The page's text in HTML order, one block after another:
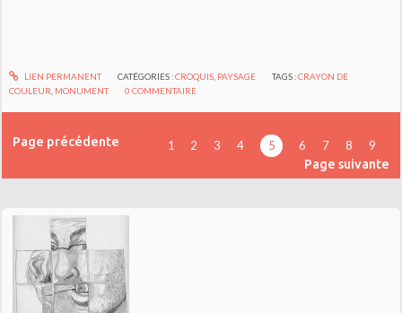
LIEN PERMANENT CATÉGORIES :CROQUIS, PAYSAGE TAGS :CRAYON DE
COULEUR MONUMENT 0 COMMENTAIRE
Page précédente 1 2 3 4 5 6 7 8 9
Page suivante